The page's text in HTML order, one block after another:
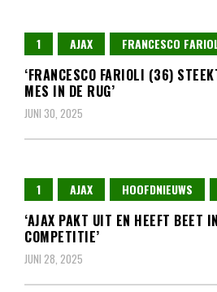
1 AJAX FRANCESCO
‘FRANCESCO FARIOLI (36)
MES IN DE RUG’
JUNI 30, 2025
1 AJAX HOOFDNIEUWS
‘AJAX PAKT UIT EN HEEFT BEET
COMPETITIE’
JUNI 28, 2025